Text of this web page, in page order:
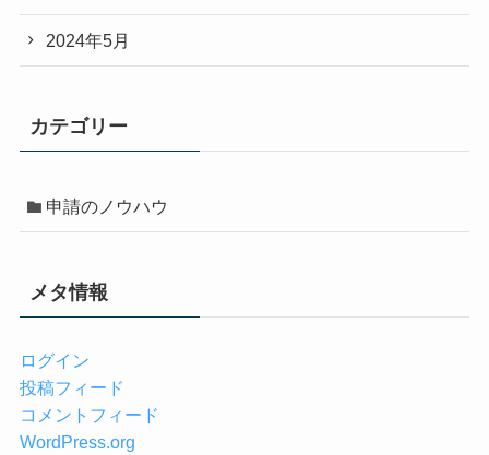
2024年5月
カテゴリー
申請のノウハウ
メタ情報
ログイン
投稿フィード
コメントフィード
WordPress.org